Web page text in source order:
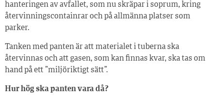
hanteringen av avfallet, som nu skräpar i soprum, kring
återvinningscontainrar och på allmänna platser som
parker.
Tanken med panten är att materialet i tuberna ska
återvinnas och att gasen, som kan finnas kvar, ska tas om
hand på ett ”miljöriktigt sätt”.
Hur hög ska panten vara då?